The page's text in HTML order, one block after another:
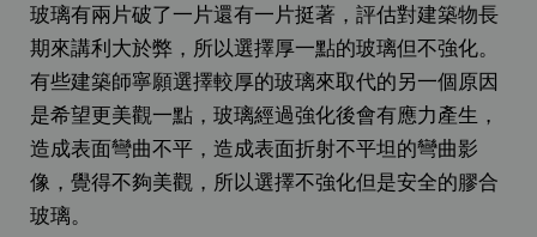
玻璃有兩片破了一片還有一片挺著，評估對建築物長
期來講利大於弊，所以選擇厚一點的玻璃但不強化。
有些建築師寧願選擇較厚的玻璃來取代的另一個原因
是希望更美觀一點，玻璃經過強化後會有應力產生，
造成表面彎曲不平，造成表面折射不平坦的彎曲影
像，覺得不夠美觀，所以選擇不強化但是安全的膠合
玻璃。